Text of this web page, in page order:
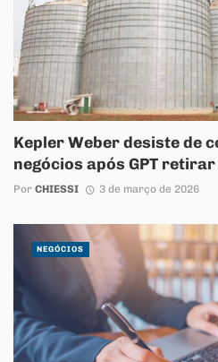
Kepler Weber desiste de
negócios após GPT
Por CHIESSI 3 de março de 2026
NEGÓCIOS